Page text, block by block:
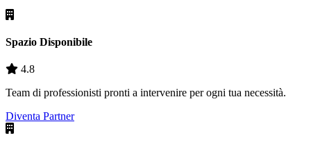
Spazio Disponibile
4.8
Team di professionisti pronti a intervenire per ogni tua necessità.
Diventa Partner